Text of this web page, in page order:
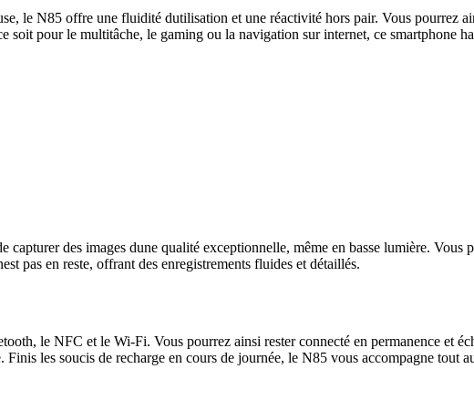
le N85 offre une fluidité dutilisation et une réactivité hors pair. Vous pourrez
pour le multitâche, le gaming ou la navigation sur internet, ce smartphone
des images dune qualité exceptionnelle, même en basse lumière.
pas en reste, offrant des enregistrements fluides et détaillés.
le NFC et le Wi-Fi. Vous pourrez ainsi rester connecté en permanence et
les soucis de recharge en cours de journée, le N85 vous accompagne tout